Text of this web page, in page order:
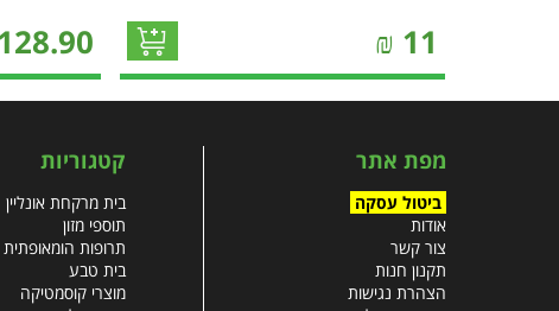
11
₪
מפת אתר
ביטול עסקה
אודות
צור קשר
תקנון חנות
הצהרת נגישות
קטגוריות
בית מרקחת אונליין
תוספי מזון
תרופות הומאופתית
בית טבע
מוצרי קוסמטיקה